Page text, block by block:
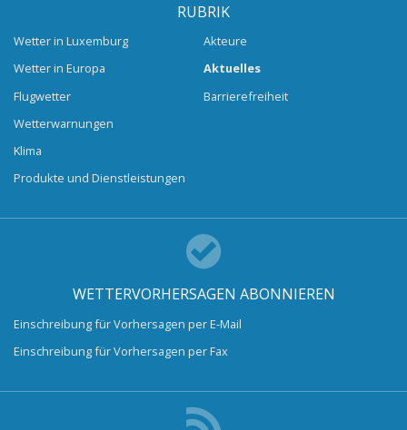
RUBRIK
Wetter in Luxemburg
Wetter in Europa
Flugwetter
Wetterwarnungen
Klima
Produkte und Dienstleistungen
Akteure
Aktuelles
Barrierefreiheit
WETTERVORHERSAGEN ABONNIEREN
Einschreibung für Vorhersagen per E-Mail
Einschreibung für Vorhersagen per Fax